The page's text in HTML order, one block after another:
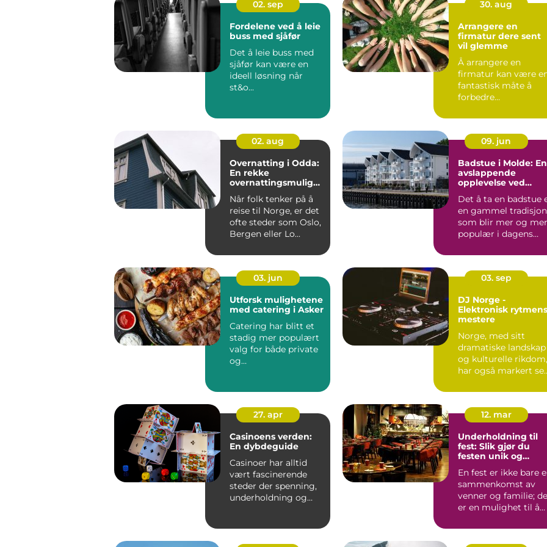
02. sep
Fordelene ved å leie
buss med sjåfør
Det å leie buss med
sjåfør kan være en
ideell løsning når
st&o...
30. aug
Arrangere en
firmatur dere sent
vil glemme
Å arrangere en
firmatur kan være
fantastisk måte å
forbedre
02. aug
Overnatting i Odda:
En rekke
overnattingsmuligh
Når folk tenker på å
reise til Norge, er det
ofte steder som Oslo,
Bergen eller Lo...
09. jun
Badstue i Molde: En
avslappende
opplevelse ved
Det å ta en badstue
en gammel tradisjon
som blir mer og mer
populær i dagens
03. jun
Utforsk mulighetene
med catering i Asker
Catering har blitt et
stadig mer populært
valg for både private
og
03. sep
DJ Norge -
Elektronisk rytmens
mestere
Norge, med sitt
dramatiske landskap
og kulturelle rikdom,
har også markert
27. apr
Casinoens verden:
En dybdeguide
Casinoer har alltid
vært fascinerende
steder der spenning,
underholdning og
12. mar
Underholdning til
fest: Slik gjør du
festen unik og
En fest er ikke bare
sammenkomst av
venner og familie;
er en mulighet til å